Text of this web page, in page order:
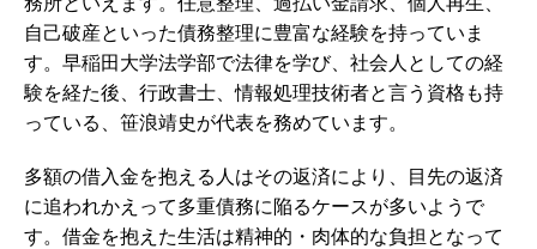
自己破産といった債務整理に豊富な経験を持っていま
す。早稲田大学法学部で法律を学び、社会人としての経
験を経た後、行政書士、情報処理技術者と言う資格も持
っている、笹浪靖史が代表を務めています。
多額の借入金を抱える人はその返済により、目先の返済
に追われかえって多重債務に陥るケースが多いようで
す。借金を抱えた生活は精神的・肉体的な負担となって